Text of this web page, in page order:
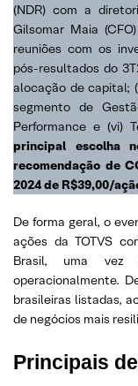
(NDR) com a
Gilsomar Maia
reuniões com os
pós-resultados do
alocação de capital;
segmento de
Performance e (vi)
principal escolha
recomendação de
2024 de R$39,00/
De forma geral, o
ações da TOTVS
Brasil, uma
operacionalmente.
brasileiras listadas,
de negócios mais
Principais